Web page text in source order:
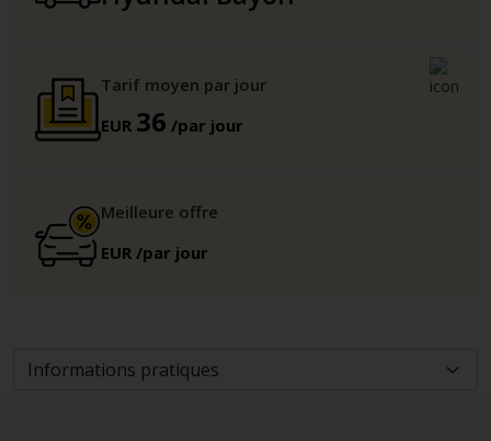
Tarif moyen par jour
EUR 36 /par jour
Meilleure offre
EUR /par jour